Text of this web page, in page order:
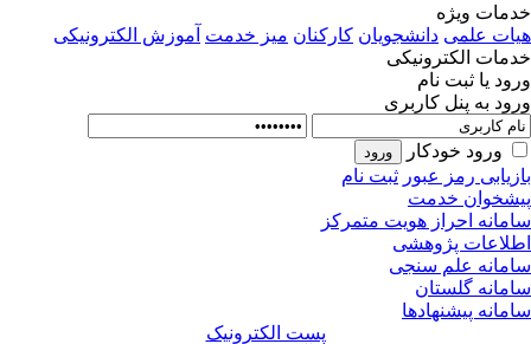
ویژه
علمی دانشجویان کارکنان میز خدمت آموزش الکترونیکی
الکترونیکی
یا ثبت نام
به پنل کاربری
ورود خودکار
رمز عبور ثبت نام
خدمت
احراز هویت متمرکز
پژوهشی
علم سنجی
گلستان
پیشنهادها
پست الکترونیک